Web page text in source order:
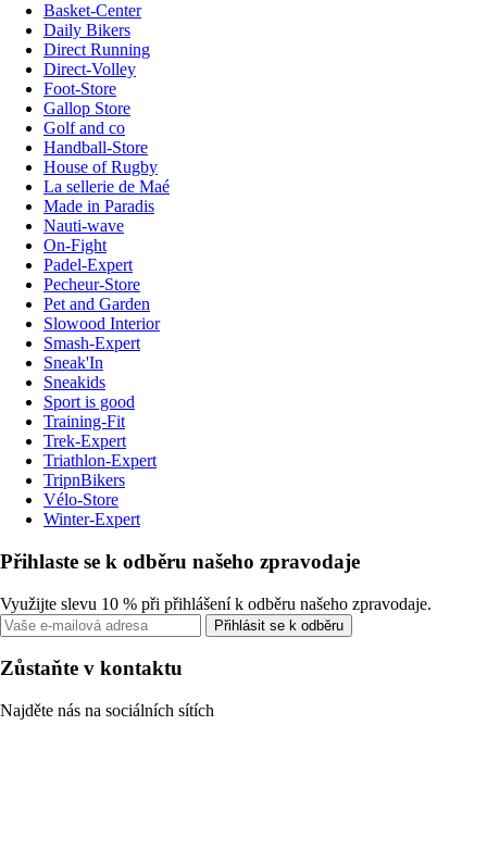
Basket-Center
Daily Bikers
Direct Running
Direct-Volley
Foot-Store
Gallop Store
Golf and co
Handball-Store
House of Rugby
La sellerie de Maé
Made in Paradis
Nauti-wave
On-Fight
Padel-Expert
Pecheur-Store
Pet and Garden
Slowood Interior
Smash-Expert
Sneak'In
Sneakids
Sport is good
Training-Fit
Trek-Expert
Triathlon-Expert
TripnBikers
Vélo-Store
Winter-Expert
Přihlaste se k odběru našeho zpravodaje
Využijte slevu 10 % při přihlášení k odběru našeho zpravodaje.
Přihlásit se k odběru
Zůstaňte v kontaktu
Najděte nás na sociálních sítích